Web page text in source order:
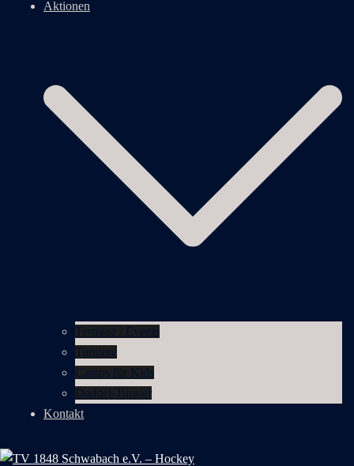
Aktionen
Termine / Events
Turniere
Camps für Kids
Daddel-Turnier
Kontakt